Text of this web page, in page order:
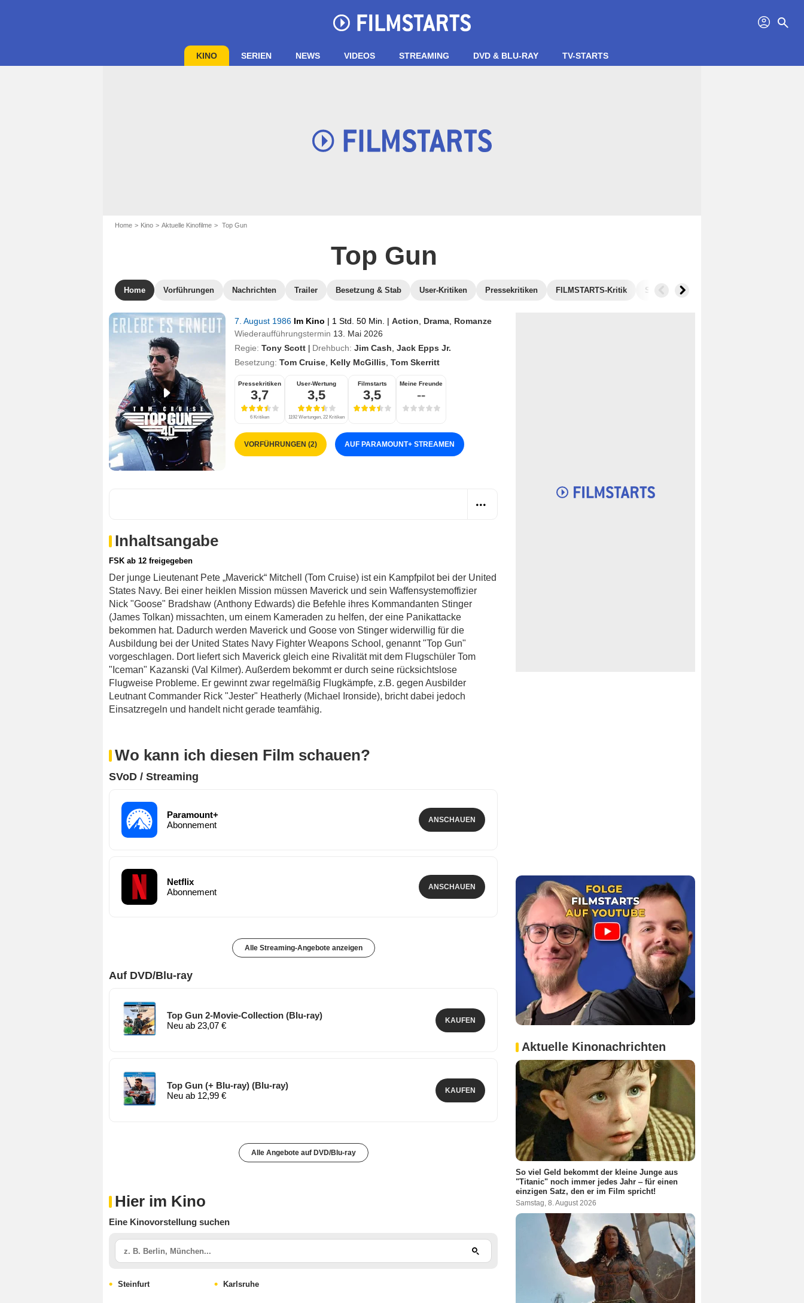
profil search
KINO SERIEN NEWS VIDEOS STREAMING DVD & BLU-RAY TV-STARTS
Home Kino Aktuelle Kinofilme Top Gun
Top Gun
Home Vorführungen Nachrichten Trailer Besetzung & Stab User-Kritiken Pressekritiken FILMSTARTS-Kritik Streaming
7. August 1986 Im Kino | 1 Std. 50 Min. | Action Drama Romanze
Wiederaufführungstermin 13. Mai 2026
Regie: Tony Scott Drehbuch: Jim Cash Jack Epps Jr.
Besetzung: Tom Cruise Kelly McGillis Tom Skerritt
Pressekritiken
3,7
6 Kritiken
User-Wertung
3,5
1192 Wertungen, 22 Kritiken
Filmstarts
3,5
Meine Freunde
--
VORFÜHRUNGEN (2) AUF PARAMOUNT+ STREAMEN
Inhaltsangabe
FSK ab 12 freigegeben
Der junge Lieutenant Pete „Maverick“ Mitchell (Tom Cruise) ist ein Kampfpilot bei der United
States Navy. Bei einer heiklen Mission müssen Maverick und sein Waffensystemoffizier
Nick "Goose" Bradshaw (Anthony Edwards) die Befehle ihres Kommandanten Stinger
(James Tolkan) missachten, um einem Kameraden zu helfen, der eine Panikattacke
bekommen hat. Dadurch werden Maverick und Goose von Stinger widerwillig für die
Ausbildung bei der United States Navy Fighter Weapons School, genannt "Top Gun"
vorgeschlagen. Dort liefert sich Maverick gleich eine Rivalität mit dem Flugschüler Tom
"Iceman" Kazanski (Val Kilmer). Außerdem bekommt er durch seine rücksichtslose
Flugweise Probleme. Er gewinnt zwar regelmäßig Flugkämpfe, z.B. gegen Ausbilder
Leutnant Commander Rick "Jester" Heatherly (Michael Ironside), bricht dabei jedoch
Einsatzregeln und handelt nicht gerade teamfähig.
Wo kann ich diesen Film schauen?
SVoD / Streaming
Paramount+
Abonnement
ANSCHAUEN
Netflix
Abonnement
ANSCHAUEN
Alle Streaming-Angebote anzeigen
Auf DVD/Blu-ray
Top Gun 2-Movie-Collection (Blu-ray)
Neu ab 23,07 €
KAUFEN
Top Gun (+ Blu-ray) (Blu-ray)
Neu ab 12,99 €
KAUFEN
Alle Angebote auf DVD/Blu-ray
Hier im Kino
Eine Kinovorstellung suchen
Steinfurt Karlsruhe
Aktuelle Kinonachrichten
So viel Geld bekommt der kleine Junge aus
"Titanic" noch immer jedes Jahr ‒ für einen
einzigen Satz, den er im Film spricht!
Samstag, 8. August 2026